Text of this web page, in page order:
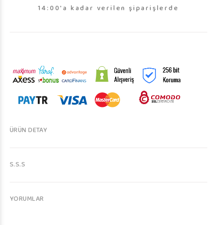
14:00'a kadar verilen şiparişlerde
ÜRÜN DETAY
S.S.S
YORUMLAR